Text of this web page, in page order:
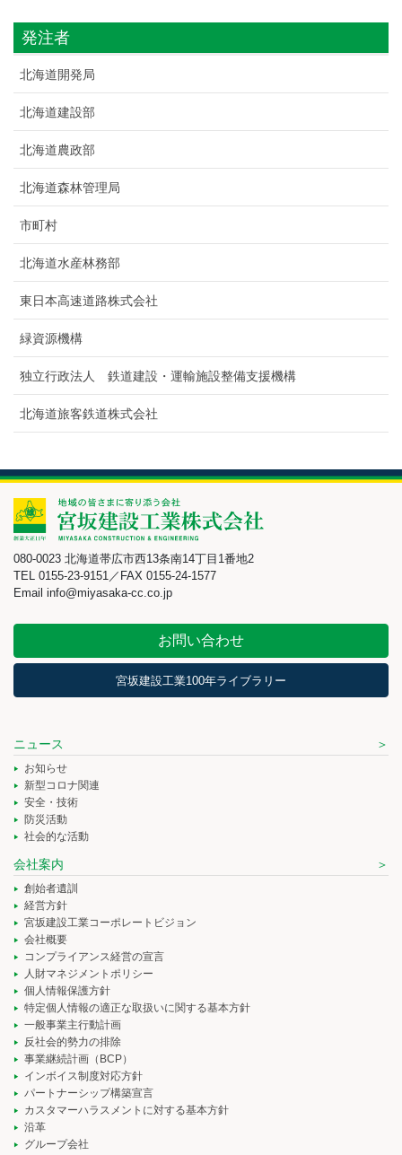
発注者
北海道開発局
北海道建設部
北海道農政部
北海道森林管理局
市町村
北海道水産林務部
東日本高速道路株式会社
緑資源機構
独立行政法人 鉄道建設・運輸施設整備支援機構
北海道旅客鉄道株式会社
080-0023 北海道帯広市西13条南14丁目1番地2
TEL 0155-23-9151／FAX 0155-24-1577
Email info@miyasaka-cc.co.jp
お問い合わせ
宮坂建設工業100年ライブラリー
ニュース
お知らせ
新型コロナ関連
安全・技術
防災活動
社会的な活動
会社案内
創始者遺訓
経営方針
宮坂建設工業コーポレートビジョン
会社概要
コンプライアンス経営の宣言
人財マネジメントポリシー
個人情報保護方針
特定個人情報の適正な取扱いに関する基本方針
一般事業主行動計画
反社会的勢力の排除
事業継続計画（BCP）
インボイス制度対応方針
パートナーシップ構築宣言
カスタマーハラスメントに対する基本方針
沿革
グループ会社